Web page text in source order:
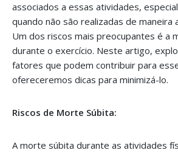
associados a essas atividades,
quando não são realizadas de maneira
Um dos riscos mais preocupantes é a
durante o exercício. Neste artigo,
fatores que podem contribuir para
ofereceremos dicas para minimizá-lo.
Riscos de Morte Súbita:
A morte súbita durante as atividades